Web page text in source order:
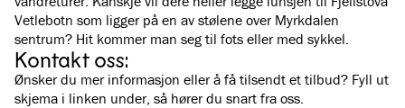
Vetlebotn som ligger på en av stølene over Myrkdalen
sentrum? Hit kommer man seg til fots eller med sykkel.
Kontakt oss:
Ønsker du mer informasjon eller å få tilsendt et tilbud? Fyll ut
skjema i linken under, så hører du snart fra oss.